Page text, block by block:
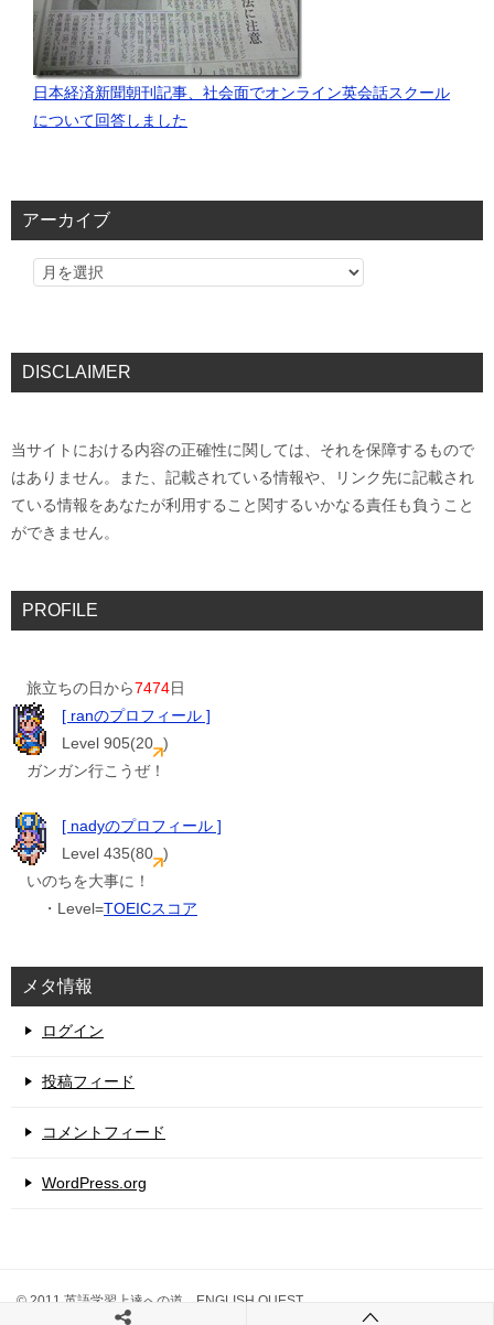
日本経済新聞朝刊記事、社会面でオンライン英会話スクール
について回答しました
アーカイブ
DISCLAIMER
当サイトにおける内容の正確性に関しては、それを保障するもので
はありません。また、記載されている情報や、リンク先に記載され
ている情報をあなたが利用すること関するいかなる責任も負うこと
ができません。
PROFILE
旅立ちの日から7474日
[ ranのプロフィール ]
Level 905(20 )
ガンガン行こうぜ！
[ nadyのプロフィール ]
Level 435(80 )
いのちを大事に！
・Level=TOEICスコア
メタ情報
ログイン
投稿フィード
コメントフィード
WordPress.org
© 2011 英語学習上達への道 ENGLISH QUEST